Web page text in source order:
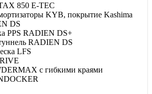
850 E-TEC
KYB, покрытие Kashima
DS
PPS RADIEN DS+
RADIEN DS
LFS
с гибкими краями